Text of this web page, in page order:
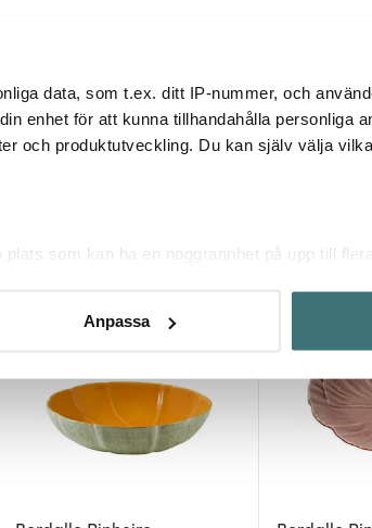
data, som t.ex. ditt IP-nummer, och
enhet för att kunna tillhandahålla personliga
och produktutveckling. Du kan själv välja
som kan ha en noggrannhet på upp till
cookie-förklaringen.
ska anpassas efter det som vi tror att
ännu bättre. Du bestämmer själv vilka
Anpassa
kanske också gillar
Lagerrensning